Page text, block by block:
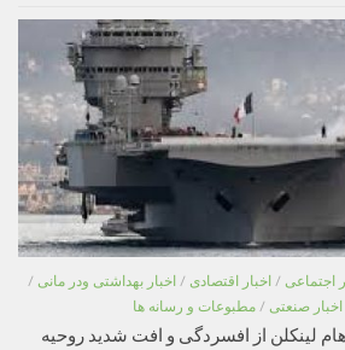
اجتماعی / اخبار اقتصادی / اخبار بهداشتی ودر مانی /
اخبار صنعتی / مطبوعات و رسانه ها
لینکلن از افسردگی و افت شدید روحیه